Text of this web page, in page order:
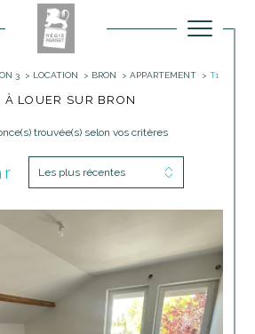
3 LOCATION BRON APPARTEMENT T1
À LOUER SUR BRON
trouvée(s) selon vos critères
Les plus récentes